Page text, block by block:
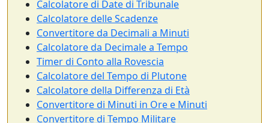
Calcolatore di Date di Tribunale
Calcolatore delle Scadenze
Convertitore da Decimali a Minuti
Calcolatore da Decimale a Tempo
Timer di Conto alla Rovescia
Calcolatore del Tempo di Plutone
Calcolatore della Differenza di Età
Convertitore di Minuti in Ore e Minuti
Convertitore di Tempo Militare